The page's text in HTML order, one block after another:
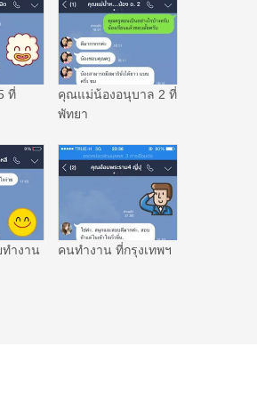
ที่
คุณแม่น้องอนุบาล 2 ที่
พัทยา
ำงาน
คนทำงาน ที่กรุงเทพฯ